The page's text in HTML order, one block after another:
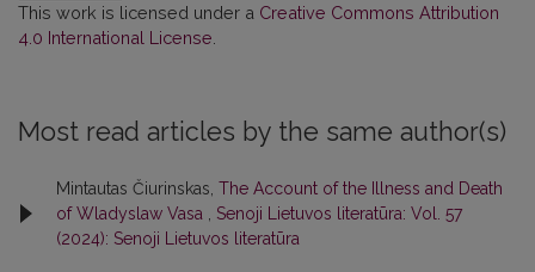
This work is licensed under a Creative Commons Attribution
4.0 International License
Most read articles by the same author(s)
Mintautas Čiurinskas, The Account of the Illness and Death
of Wladyslaw Vasa
Senoji Lietuvos literatūra: Vol. 57
(2024): Senoji Lietuvos literatūra